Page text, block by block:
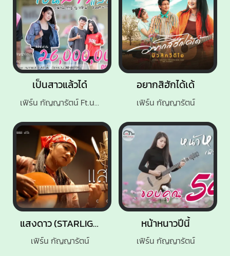
เป็นสาวแล้วได๋
เฟิร์น กัญญารัตน์ Ft.นารา วาซาบิ
หน้าหนาวปีนี้
เฟิร์น กัญญารัตน์
แสงดาว (STARLIGHT)
เฟิร์น กัญญารัตน์
อยากสิฮักได้เด้
เฟิร์น กัญญารัตน์